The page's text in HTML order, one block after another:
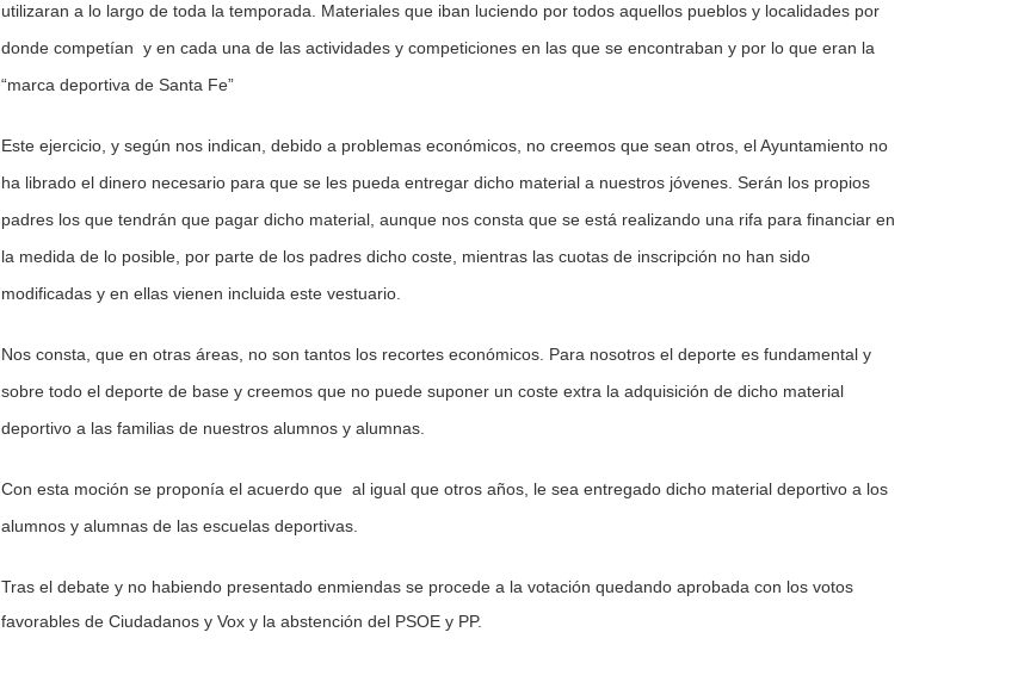
utilizaran a lo largo de toda la temporada. Materiales que iban luciendo por todos aquellos pueblos y localidades por
donde competían y en cada una de las actividades y competiciones en las que se encontraban y por lo que eran la
“marca deportiva de Santa Fe”
Este ejercicio, y según nos indican, debido a problemas económicos, no creemos que sean otros, el Ayuntamiento no
ha librado el dinero necesario para que se les pueda entregar dicho material a nuestros jóvenes. Serán los propios
padres los que tendrán que pagar dicho material, aunque nos consta que se está realizando una rifa para financiar en
la medida de lo posible, por parte de los padres dicho coste, mientras las cuotas de inscripción no han sido
modificadas y en ellas vienen incluida este vestuario.
Nos consta, que en otras áreas, no son tantos los recortes económicos. Para nosotros el deporte es fundamental y
sobre todo el deporte de base y creemos que no puede suponer un coste extra la adquisición de dicho material
deportivo a las familias de nuestros alumnos y alumnas.
Con esta moción se proponía el acuerdo que al igual que otros años, le sea entregado dicho material deportivo a los
alumnos y alumnas de las escuelas deportivas.
Tras el debate y no habiendo presentado enmiendas se procede a la votación quedando aprobada con los votos
favorables de Ciudadanos y Vox y la abstención del PSOE y PP.